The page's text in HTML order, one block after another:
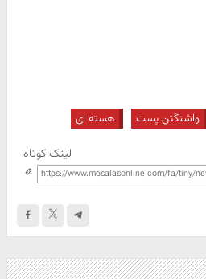
واشنگتن پست هسته ای
لینک کوتاه